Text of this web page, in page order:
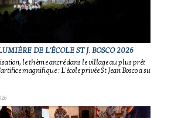
DE L'ÉCOLE ST J. BOSCO 2026
le thème ancré dans le village au plus prêt
magnifique : L'école privée St Jean Bosco a su